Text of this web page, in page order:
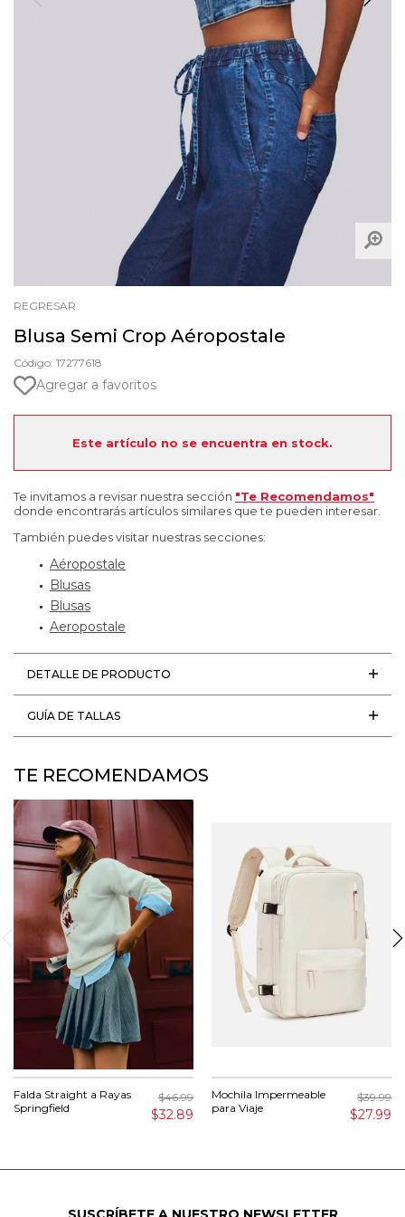
REGRESAR
Blusa Semi Crop Aéropostale
Código: 17277618
Agregar a favoritos
Este artículo no se encuentra en stock.
Te invitamos a revisar nuestra sección "Te Recomendamos"
donde encontrarás artículos similares que te pueden interesar.
También puedes visitar nuestras secciones:
Aéropostale
Blusas
Blusas
Aeropostale
DETALLE DE PRODUCTO
GUÍA DE TALLAS
TE RECOMENDAMOS
Falda Straight a Rayas
Springfield
$46.99
$32.89
Mochila Impermeable
para Viaje
$39.99
$27.99